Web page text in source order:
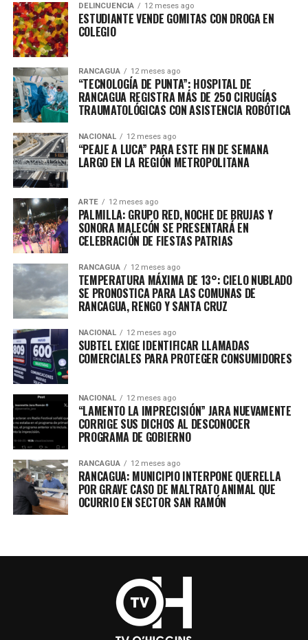
DELINCUENCIA 12 meses ago
ESTUDIANTE VENDE GOMITAS CON DROGA EN
COLEGIO
RANCAGUA 12 meses ago
“TECNOLOGÍA DE PUNTA”: HOSPITAL DE
RANCAGUA REGISTRA MÁS DE 250 CIRUGÍAS
TRAUMATOLÓGICAS CON ASISTENCIA ROBÓTICA
NACIONAL 12 meses ago
“PEAJE A LUCA” PARA ESTE FIN DE SEMANA
LARGO EN LA REGIÓN METROPOLITANA
ARTE 12 meses ago
PALMILLA: GRUPO RED, NOCHE DE BRUJAS Y
SONORA MALECÓN SE PRESENTARÁ EN
CELEBRACIÓN DE FIESTAS PATRIAS
RANCAGUA 12 meses ago
TEMPERATURA MÁXIMA DE 13°: CIELO NUBLADO
SE PRONOSTICA PARA LAS COMUNAS DE
RANCAGUA, RENGO Y SANTA CRUZ
NACIONAL 12 meses ago
SUBTEL EXIGE IDENTIFICAR LLAMADAS
COMERCIALES PARA PROTEGER CONSUMIDORES
NACIONAL 12 meses ago
“LAMENTO LA IMPRECISIÓN” JARA NUEVAMENTE
CORRIGE SUS DICHOS AL DESCONOCER
PROGRAMA DE GOBIERNO
RANCAGUA 12 meses ago
RANCAGUA: MUNICIPIO INTERPONE QUERELLA
POR GRAVE CASO DE MALTRATO ANIMAL QUE
OCURRIO EN SECTOR SAN RAMÓN